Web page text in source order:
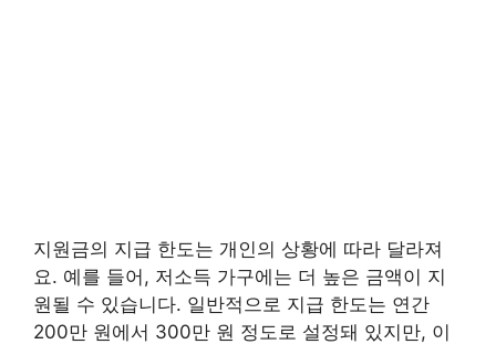
지원금의 지급 한도는 개인의 상황에 따라 달라져
요. 예를 들어, 저소득 가구에는 더 높은 금액이 지
원될 수 있습니다. 일반적으로 지급 한도는 연간
200만 원에서 300만 원 정도로 설정돼 있지만, 이